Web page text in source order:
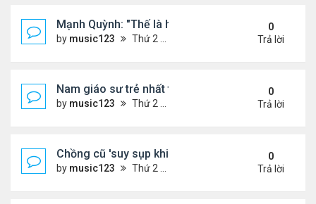
Mạnh Quỳnh: "Thế là hết"
by music123 Thứ 2 Tháng 8 03, 2026 6:56 pm
0
Trả lời
Nam giáo sư trẻ nhất thế giới ở tuổi 18
by music123 Thứ 2 Tháng 8 03, 2026 6:50 pm
0
Trả lời
Chồng cũ 'suy sụp khi biết tin Nicole Kidman có
by music123 Thứ 2 Tháng 8 03, 2026 6:41 pm
0
Trả lời